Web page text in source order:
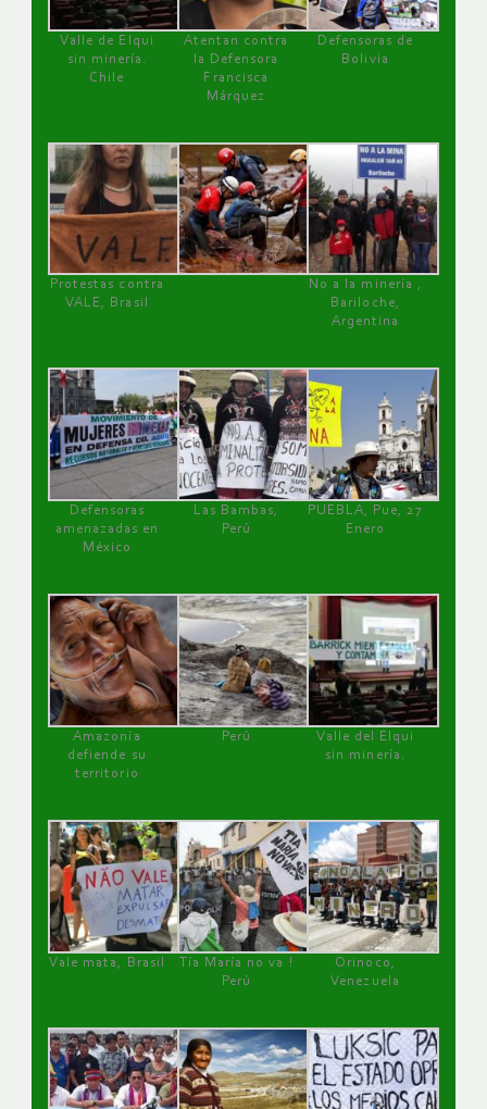
Valle de Elqui
sin minería.
Chile
Atentan contra
la Defensora
Francisca
Márquez
Defensoras de
Bolivia
Protestas contra
VALE, Brasil
No a la minería ,
Bariloche,
Argentina
Defensoras
amenazadas en
México
Las Bambas,
Perú
PUEBLA, Pue, 27
Enero
Amazonía
defiende su
territorio
Perú
Valle del Elqui
sin minería.
Vale mata, Brasil
Tía María no va !
Perú
Orinoco,
Venezuela